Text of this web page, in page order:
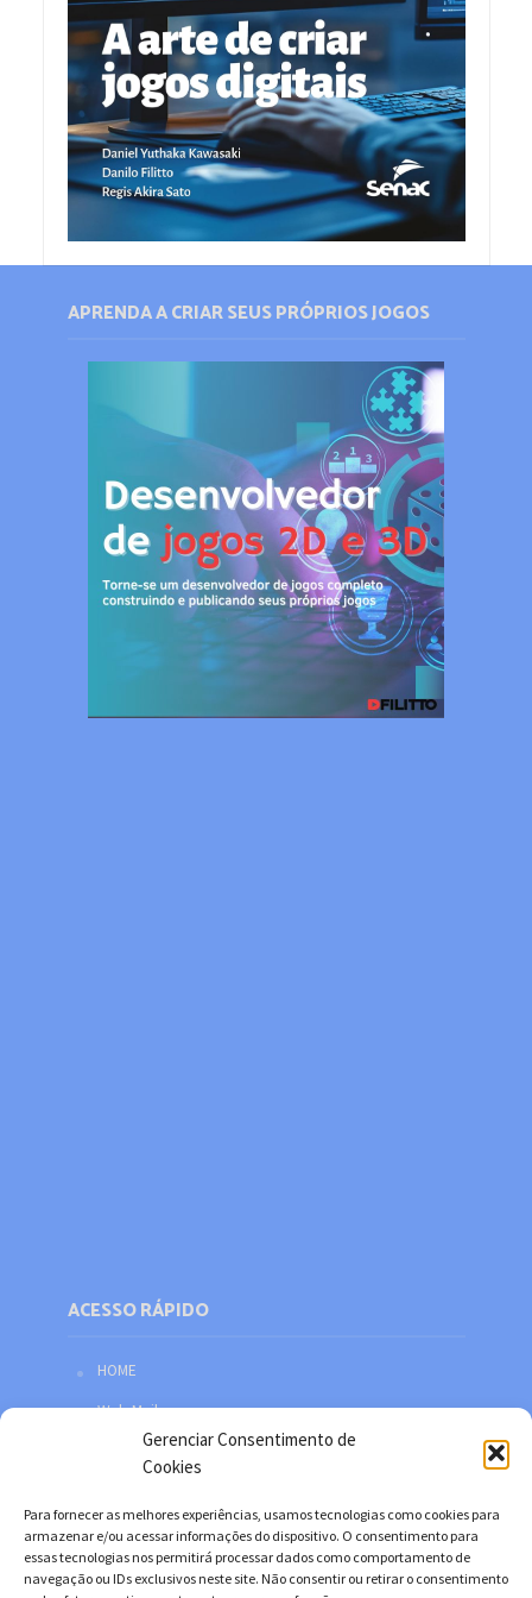
Gerenciar Consentimento de
Cookies
Para fornecer as melhores experiências, usamos tecnologias como cookies para
armazenar e/ou acessar informações do dispositivo. O consentimento para
essas tecnologias nos permitirá processar dados como comportamento de
navegação ou IDs exclusivos neste site. Não consentir ou retirar o consentimento
APRENDA A CRIAR SEUS PRÓPRIOS JOGOS
ACESSO RÁPIDO
HOME
Web Mail
Política de privacidade
Facebook
Twitter